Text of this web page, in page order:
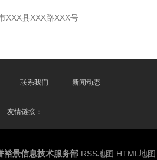
XXX县XXX路XXX号
联系我们 新闻动态
友情链接：
裕景信息技术服务部 RSS地图 HTML地图